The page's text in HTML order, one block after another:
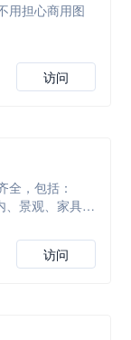
用担心商用图
访问
全，包括：
、景观、家具等
访问